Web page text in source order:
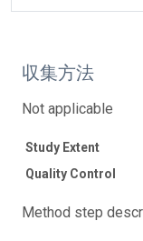
収集方法
Not applicable
Study Extent
Quality Control
Method step